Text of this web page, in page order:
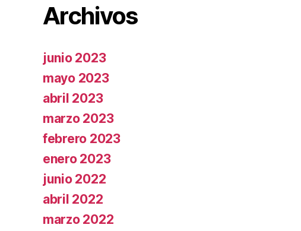
Archivos
junio 2023
mayo 2023
abril 2023
marzo 2023
febrero 2023
enero 2023
junio 2022
abril 2022
marzo 2022